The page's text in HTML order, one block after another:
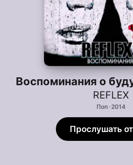
Воспоминания о
REFLEX
Поп · 2014
Прослушать